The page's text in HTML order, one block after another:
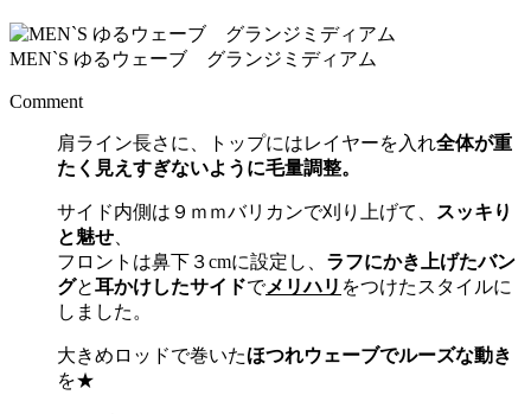
MEN`S ゆるウェーブ グランジミディアム
Comment
肩ライン長さに、トップにはレイヤーを入れ全体が重
たく見えすぎないように毛量調整。
サイド内側は９ｍｍバリカンで刈り上げて、
スッキり
と魅せ
フロントは鼻下３cmに設定し、 ラフにかき上げたバン
グと耳かけしたサイドでメリハリ をつけたスタイルに
しました。
大きめロッドで巻いたほつれウェーブでルーズな動き
を★